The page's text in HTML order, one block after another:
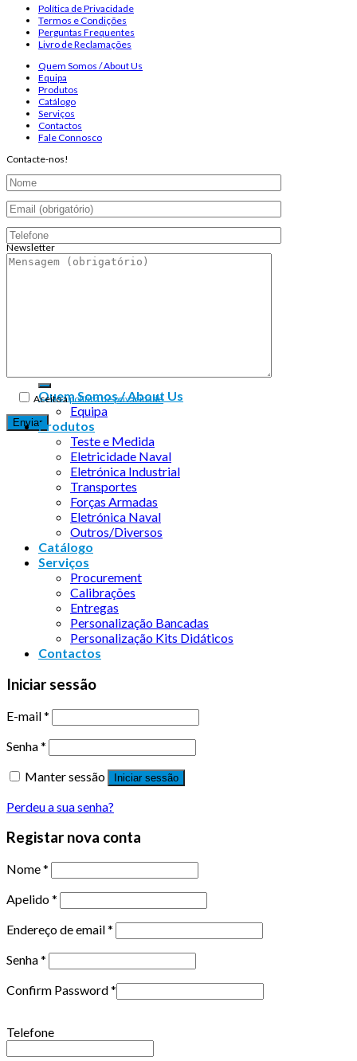
Política de Privacidade
Termos e Condições
Perguntas Frequentes
Livro de Reclamações
Quem Somos / About Us
Equipa
Produtos
Catálogo
Serviços
Contactos
Fale Connosco
Contacte-nos!
Aceito apolítica de privacidade
Newsletter
Endereço de email:
Quem Somos / About Us
Equipa
Produtos
Teste e Medida
Eletricidade Naval
Eletrónica Industrial
Transportes
Forças Armadas
Eletrónica Naval
Outros/Diversos
Catálogo
Serviços
Procurement
Calibrações
Entregas
Personalização Bancadas
Personalização Kits Didáticos
Contactos
Iniciar sessão
E-mail*
Senha*
Manter sessão
Iniciar sessão
Perdeu a sua senha?
Registar nova conta
Nome*
Apelido*
Endereço de email*
Senha*
Confirm Password*
Telefone